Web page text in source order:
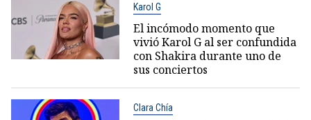
Karol G
El incómodo momento que
vivió Karol G al ser confundida
con Shakira durante uno de
sus conciertos
Clara Chía